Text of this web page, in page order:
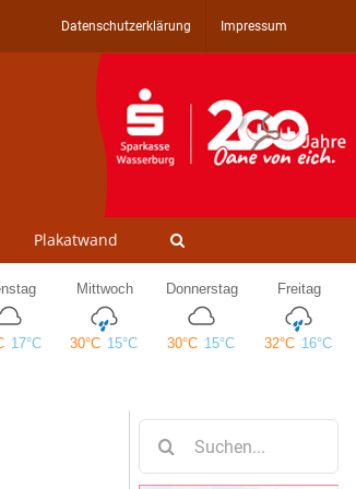
Datenschutzerklärung Impressum
Plakatwand
nach: